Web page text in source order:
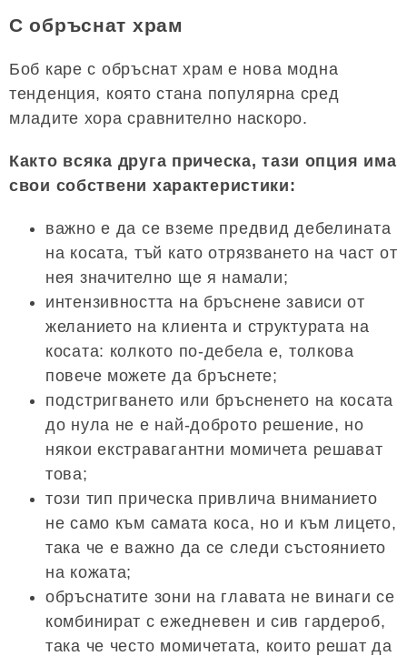
С обръснат храм
Боб каре с обръснат храм е нова модна
тенденция, която стана популярна сред
младите хора сравнително наскоро.
Както всяка друга прическа, тази опция има
свои собствени характеристики:
важно е да се вземе предвид дебелината
на косата, тъй като отрязването на част от
нея значително ще я намали;
интензивността на бръснене зависи от
желанието на клиента и структурата на
косата: колкото по-дебела е, толкова
повече можете да бръснете;
подстригването или бръсненето на косата
до нула не е най-доброто решение, но
някои екстравагантни момичета решават
това;
този тип прическа привлича вниманието
не само към самата коса, но и към лицето,
така че е важно да се следи състоянието
на кожата;
обръснатите зони на главата не винаги се
комбинират с ежедневен и сив гардероб,
така че често момичетата, които решат да